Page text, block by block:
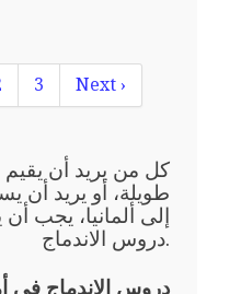
3 Next ›
كل من يريد أن يقيم
طويلة، أو يريد أن
إلى ألمانيا، يجب أن
دروس الاندماج.
دروس الاندماج في